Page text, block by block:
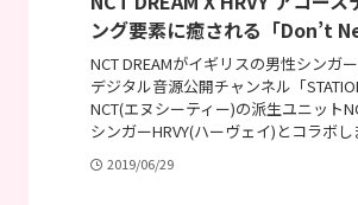
ング要素に癒される「Don’t
NCT DREAMがイギリスの男性シンガ
デジタル音源公開チャンネル「
NCT(エヌシーティー)の派生ユニット
シンガーHRVY(ハーヴェイ)とコラボ
2019/06/29